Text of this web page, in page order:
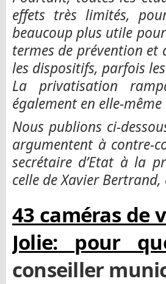
effets très limités,
beaucoup plus utile
termes de prévention et
les dispositifs, parfois
La privatisation
également en elle-
Nous publions ci-
argumentent à contre-
secrétaire d’Etat à la
celle de Xavier
43 caméras de
Jolie: pour
conseiller